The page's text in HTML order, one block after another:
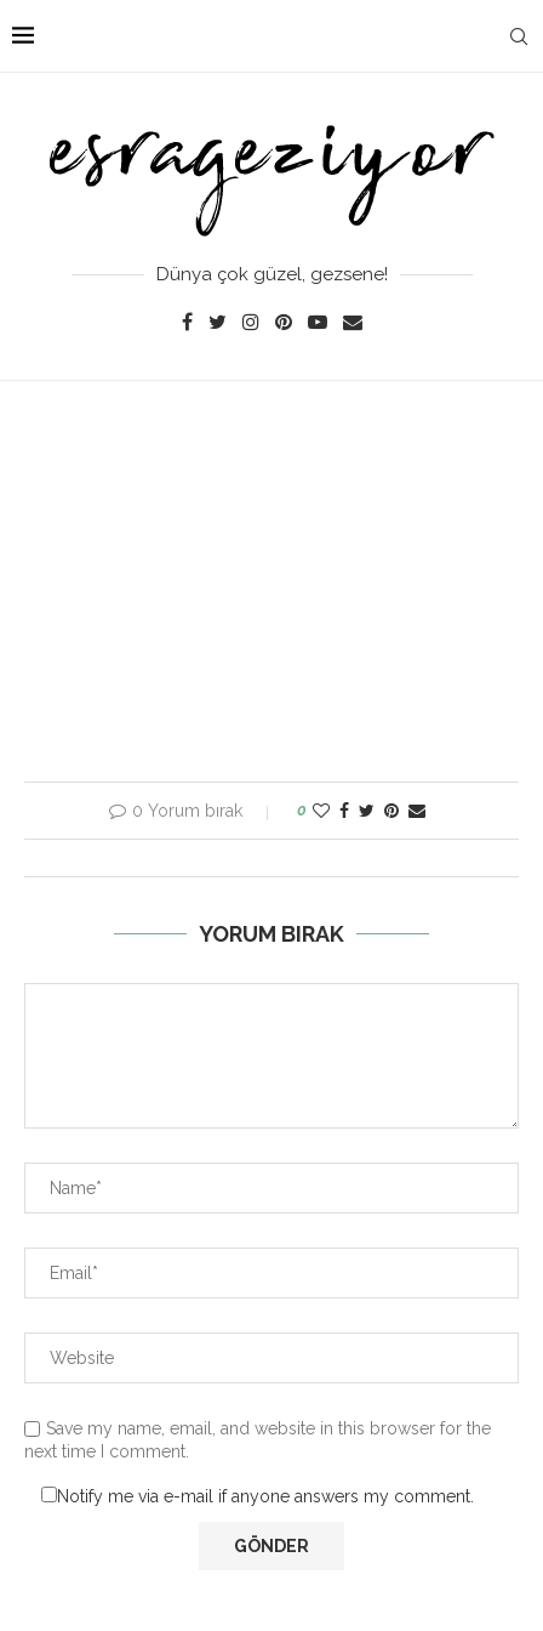
Dünya çok güzel, gezsene!
0 Yorum bırak 0
YORUM BIRAK
Save my name, email, and website in this browser for the
next time I comment.
Notify me via e-mail if anyone answers my comment.